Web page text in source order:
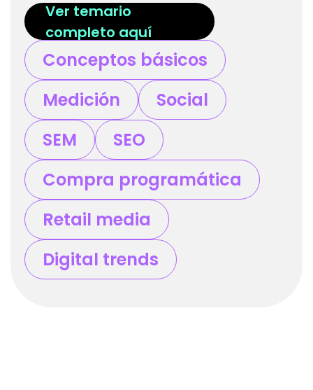
Ver temario
completo aquí
Conceptos básicos
Medición
Social
SEM
SEO
Compra programática
Retail media
Digital trends